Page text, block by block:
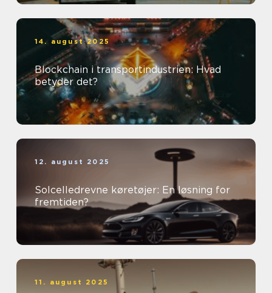
14. august 2025
Blockchain i transportindustrien: Hvad
betyder det?
12. august 2025
Solcelledrevne køretøjer: En løsning for
fremtiden?
11. august 2025